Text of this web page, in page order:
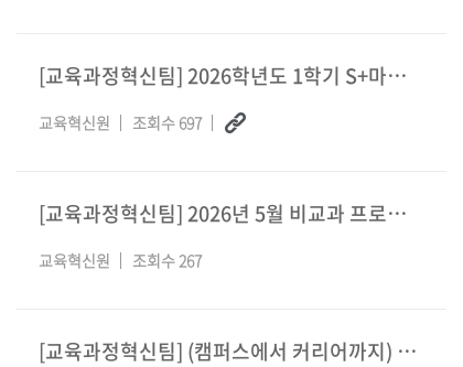
[교육과정혁신팀] 2026학년도 1학기 S+마일리지 실적 마감 및 장학금 지급 기준 안내
교육혁신원 조회수 697
[교육과정혁신팀] 2026년 5월 비교과 프로그램 안내
교육혁신원 조회수 267
[교육과정혁신팀] (캠퍼스에서 커리어까지) 팀플 생존전략: 성향 분석 기반 소통 실습 과정